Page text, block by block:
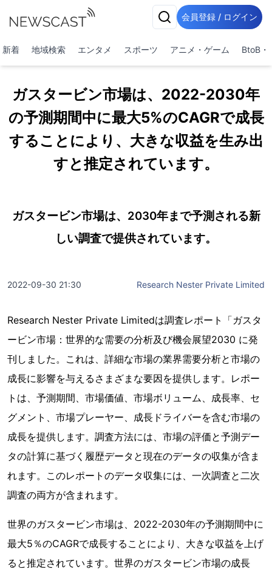
会員登録 / ログイン
新着 地域検索 エンタメ スポーツ アニメ・ゲーム BtoB・
ガスタービン市場は、2022-2030年
の予測期間中に最大5%のCAGRで成長
することにより、大きな収益を生み出
すと推定されています。
ガスタービン市場は、2030年まで予測される新
しい調査で提供されています。
2022-09-30 21:30 Research Nester Private Limited
Research Nester Private Limitedは調査レポート「ガスタ
ービン市場：世界的な需要の分析及び機会展望2030 に発
刊しました。これは、詳細な市場の業界需要分析と市場の
成長に影響を与えるさまざまな要因を提供します。レポー
トは、予測期間、市場価値、市場ボリューム、成長率、セ
グメント、市場プレーヤー、成長ドライバーを含む市場の
成長を提供します。調査方法には、市場の評価と予測デー
タの計算に基づく履歴データと現在のデータの収集が含ま
れます。このレポートのデータ収集には、一次調査と二次
調査の両方が含まれます。
世界のガスタービン市場は、2022-2030年の予測期間中に
最大5％のCAGRで成長することにより、大きな収益を上げ
ると推定されています。世界のガスタービン市場の成長